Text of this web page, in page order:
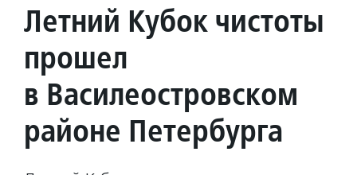
Летний Кубок чистоты
прошел
в Василеостровском
районе Петербурга